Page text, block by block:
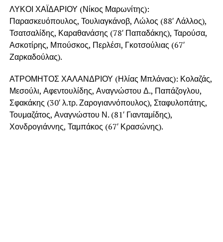
ΛΥΚΟΙ ΧΑΪΔΑΡΙΟΥ (Νίκος Μαρωνίτης):
Παρασκευόπουλος, Τουλιαγκάνοβ, Λώλος (88′ Λάλλος),
Τσατσαλίδης, Καραθανάσης (78′ Παπαδάκης), Ταρούσα,
Ασκοτίρης, Μπούσκος, Περλέσι, Γκοτσούλιας (67′
Ζαρκαδούλας).
ΑΤΡΟΜΗΤΟΣ ΧΑΛΑΝΔΡΙΟΥ (Ηλίας Μπλάνας): Κολαζάς,
Μεσούλι, Αφεντουλίδης, Αναγνώστου Δ., Παπάζογλου,
Σφακάκης (30′ λ.τρ. Ζαρογιαννόπουλος), Σταφυλοπάτης,
Τουμαζάτος, Αναγνώστου Ν. (81′ Γιανταμίδης),
Χονδρογιάννης, Ταμπάκος (67′ Κρασώνης).